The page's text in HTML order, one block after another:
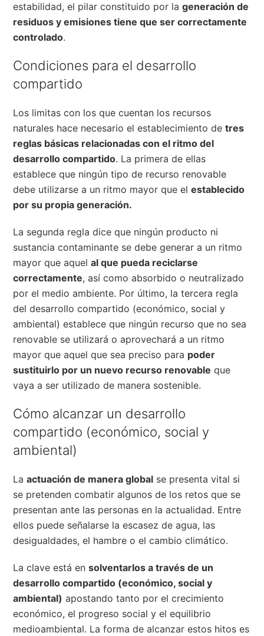
estabilidad, el pilar constituido por lageneración de
residuos y emisiones tiene que ser correctamente
controlado.
Condiciones para el desarrollo
compartido
Los limitas con los que cuentan los recursos
naturales hace necesario el establecimiento detres
reglas básicas relacionadas con el ritmo del
desarrollo compartido. La primera de ellas
establece que ningún tipo de recurso renovable
debe utilizarse a un ritmo mayor que elestablecido
por su propia generación.
La segunda regla dice que ningún producto ni
sustancia contaminante se debe generar a un ritmo
mayor que aquelal que pueda reciclarse
correctamente, así como absorbido o neutralizado
por el medio ambiente. Por último, la tercera regla
del desarrollo compartido (económico, social y
ambiental) establece que ningún recurso que no sea
renovable se utilizará o aprovechará a un ritmo
mayor que aquel que sea preciso para poder
sustituirlo por un nuevo recurso renovable que
vaya a ser utilizado de manera sostenible.
Cómo alcanzar un desarrollo
compartido (económico, social y
ambiental)
Laactuación de manera global se presenta vital si
se pretenden combatir algunos de los retos que se
presentan ante las personas en la actualidad. Entre
ellos puede señalarse la escasez de agua, las
desigualdades, el hambre o el cambio climático.
La clave está ensolventarlos a través de un
desarrollo compartido (económico, social y
ambiental) apostando tanto por el crecimiento
económico, el progreso social y el equilibrio
medioambiental. La forma de alcanzar estos hitos es